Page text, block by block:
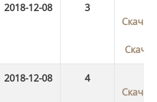
2018-12-08
3
2018-12-08
4